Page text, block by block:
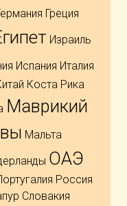
Греция
Израиль
Испания Италия
Коста Рика
Маврикий
Мальта
ОАЭ
Россия
Словакия